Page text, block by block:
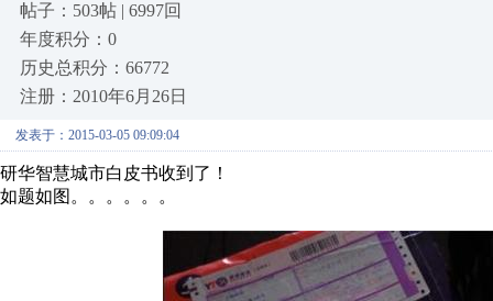
帖子：503帖 | 6997回
年度积分：0
历史总积分：66772
注册：2010年6月26日
发表于：2015-03-05 09:09:04
研华智慧城市白皮书收到了！
如题如图。。。。。。